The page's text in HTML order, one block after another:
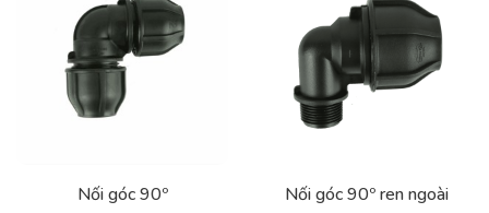
Nối góc 90º Nối góc 90º ren ngoài